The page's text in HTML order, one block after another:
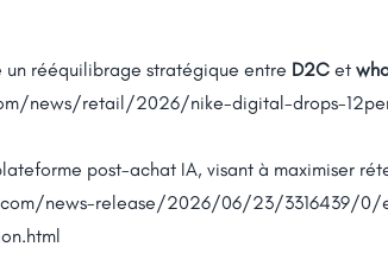
un rééquilibrage stratégique entre D2C et
news/retail/2026/nike-digital-drops-
post-achat IA, visant à maximiser
news-release/2026/06/23/3316439/0/